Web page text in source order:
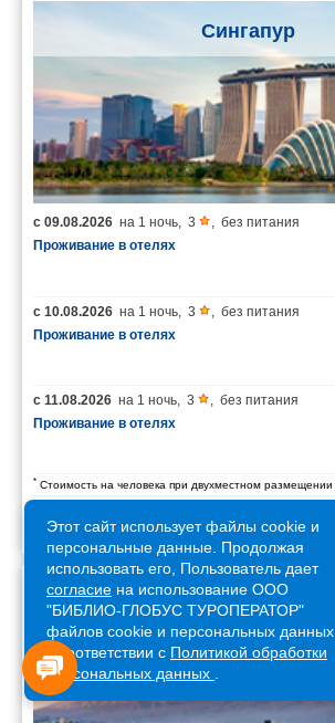
Сингапур
с 09.08.2026 на 1 ночь 3
без питания
Проживание в отелях
с 10.08.2026 на 1 ночь 3
без питания
Проживание в отелях
с 11.08.2026 на 1 ночь 3
без питания
Проживание в отелях
* Стоимость на человека при двухместном размещении
Армения
Этот сайт использует файлы cookie и
персональные данные. Продолжая
использовать его, Пользователь дает
согласие на использование ООО
"БИБЛИО-ГЛОБУС ТУРОПЕРАТОР"
файлов cookie и персональных данных
в соответствии с Политикой обработки
персональных данных